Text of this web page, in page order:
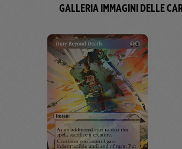
GALLERIA IMMAGINI DELLE